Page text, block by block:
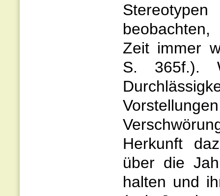
Zeit immer
S. 365f.).
Herkunft
über die
halten und